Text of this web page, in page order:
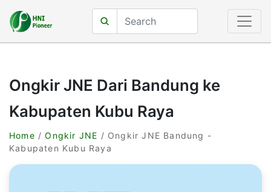
Ongkir JNE Dari Bandung ke
Kabupaten Kubu Raya
Home /Ongkir JNE / Ongkir JNE Bandung -
Kabupaten Kubu Raya